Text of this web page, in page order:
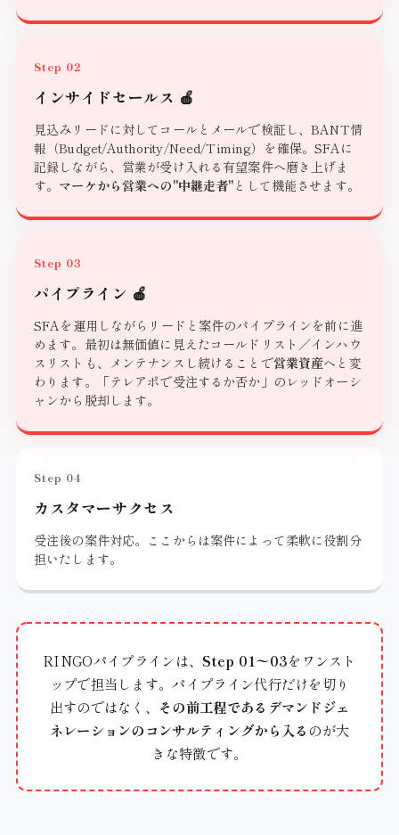
Step 02
インサイドセールス 🍎
見込みリードに対してコールとメールで検証し、BANT情
報（Budget/Authority/Need/Timing）を確保。SFAに
記録しながら、営業が受け入れる有望案件へ磨き上げま
す。 マーケから営業への"中継走者" として機能させます。
Step 03
パイプライン 🍎
SFAを運用しながらリードと案件のパイプラインを前に進
めます。最初は無価値に見えたコールドリスト／インハウ
スリストも、メンテナンスし続けることで営業資産へと変
わります。「テレアポで受注するか否か」のレッドオーシ
ャンから脱却します。
Step 04
カスタマーサクセス
受注後の案件対応。ここからは案件によって柔軟に役割分
担いたします。
RINGOパイプラインは、Step 01〜03をワンスト
ップで担当します。パイプライン代行だけを切り
出すのではなく、 その前工程であるデマンドジェ
ネレーションのコンサルティングから入る のが大
きな特徴です。